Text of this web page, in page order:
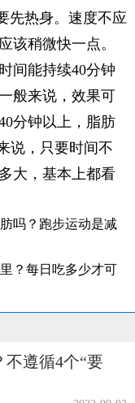
先热身。速度不应
该稍微快一点。
间能持续40分钟
般来说，效果可
分钟以上，脂肪
说，只要时间不
大，基本上都看
吗？跑步运动是减
？每日吃多少才可
遵循4个“要